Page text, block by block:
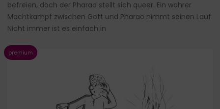
befreien, doch der Pharao stellt sich queer. Ein wahrer
Machtkampf zwischen Gott und Pharao nimmt seinen Lauf.
Nicht immer ist es einfach in